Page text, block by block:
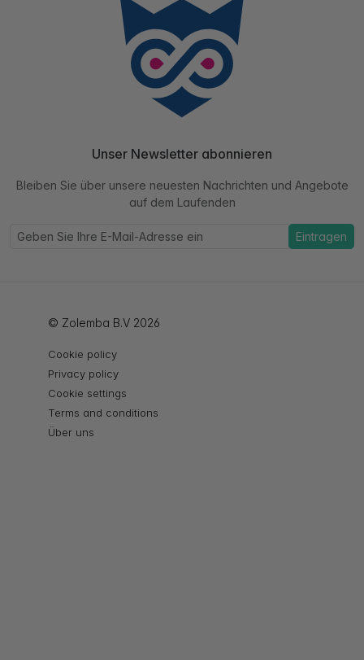
Unser Newsletter abonnieren
Bleiben Sie über unsere neuesten Nachrichten und Angebote
auf dem Laufenden
Eintragen
© Zolemba B.V 2026
Cookie policy
Privacy policy
Cookie settings
Terms and conditions
Über uns